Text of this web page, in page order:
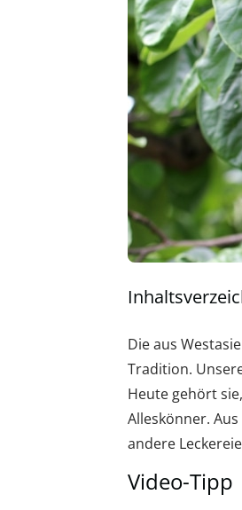
Die aus
Tradition.
Heute gehört
Alleskönner.
andere
Video-Tipp